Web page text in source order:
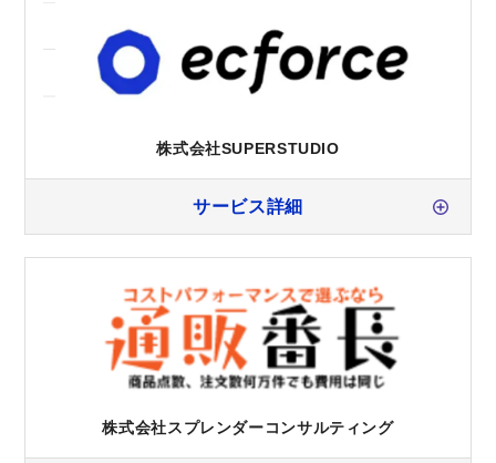
株式会社SUPERSTUDIO
サービス詳細
株式会社スプレンダーコンサルティング